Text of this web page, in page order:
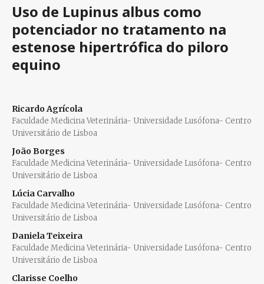
Uso de Lupinus albus como
potenciador no tratamento na
estenose hipertrófica do piloro
equino
Ricardo Agrícola
Faculdade Medicina Veterinária- Universidade Lusófona- Centro
Universitário de Lisboa
João Borges
Faculdade Medicina Veterinária- Universidade Lusófona- Centro
Universitário de Lisboa
Lúcia Carvalho
Faculdade Medicina Veterinária- Universidade Lusófona- Centro
Universitário de Lisboa
Daniela Teixeira
Faculdade Medicina Veterinária- Universidade Lusófona- Centro
Universitário de Lisboa
Clarisse Coelho